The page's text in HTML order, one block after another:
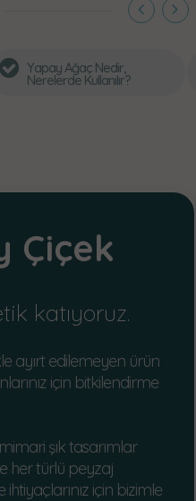
Nedir,
Çiçek
katıyoruz.
ayırt edilemeyen ürün
için bitkilendirme
şık tasarımlar
her türlü peyzaj
için bizimle